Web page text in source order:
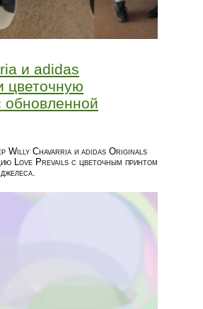
и adidas
цветочную
обновленной
Willy Chavarria и adidas Originals
Love Prevails с цветочным принтом